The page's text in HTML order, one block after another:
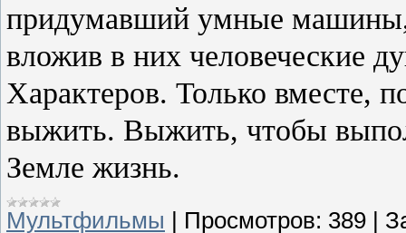
придумавший умные
вложив в них человеческие
Характеров. Только вместе,
выжить. Выжить, чтобы
Земле жизнь.
Мультфильмы Просмотров: 389